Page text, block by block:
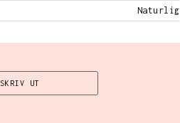
Naturlig
SKRIV UT